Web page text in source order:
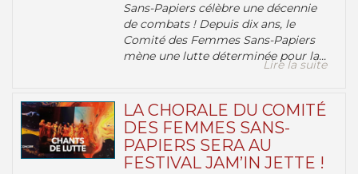
Sans-Papiers célèbre une décennie
de combats ! Depuis dix ans, le
Comité des Femmes Sans-Papiers
mène une lutte déterminée pour la...
Lire la suite
LA CHORALE DU COMITÉ
DES FEMMES SANS-
PAPIERS SERA AU
FESTIVAL JAM’IN JETTE !